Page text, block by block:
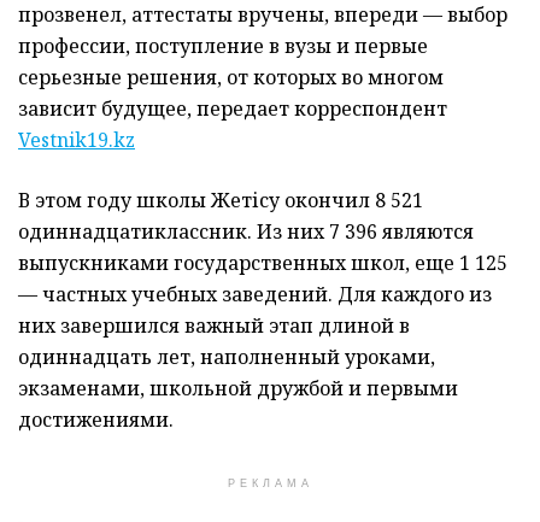
прозвенел, аттестаты вручены, впереди — выбор
профессии, поступление в вузы и первые
серьезные решения, от которых во многом
зависит будущее, передает корреспондент
Vestnik19.kz
В этом году школы Жетісу окончил 8 521
одиннадцатиклассник. Из них 7 396 являются
выпускниками государственных школ, еще 1 125
— частных учебных заведений. Для каждого из
них завершился важный этап длиной в
одиннадцать лет, наполненный уроками,
экзаменами, школьной дружбой и первыми
достижениями.
РЕКЛАМА